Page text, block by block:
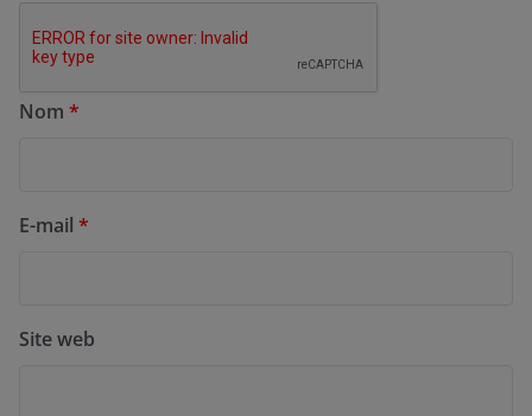
Nom *
E-mail *
Site web